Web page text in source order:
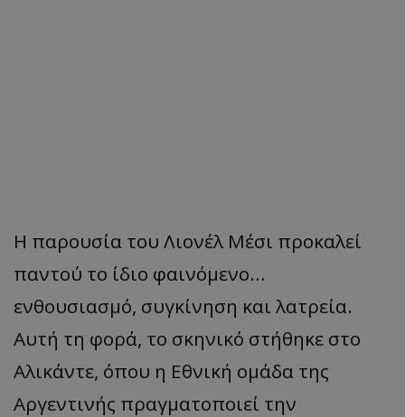
Η παρουσία του Λιονέλ Μέσι προκαλεί
παντού το ίδιο φαινόμενο…
ενθουσιασμό, συγκίνηση και λατρεία.
Αυτή τη φορά, το σκηνικό στήθηκε στο
Αλικάντε, όπου η Eθνική ομάδα της
Αργεντινής πραγματοποιεί την